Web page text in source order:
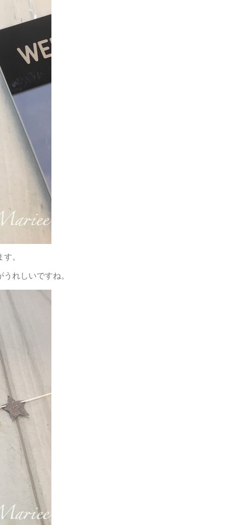
。
れしいですね。